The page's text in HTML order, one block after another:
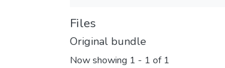
Files
Original bundle
Now showing 1 - 1 of 1